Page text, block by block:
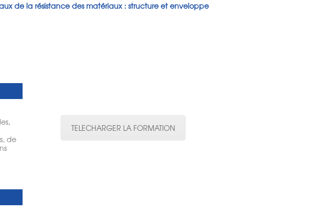
de la résistance des matériaux : structure et enveloppe
de
TELECHARGER LA FORMATION